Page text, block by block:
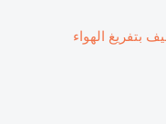
بتفريغ الهواء